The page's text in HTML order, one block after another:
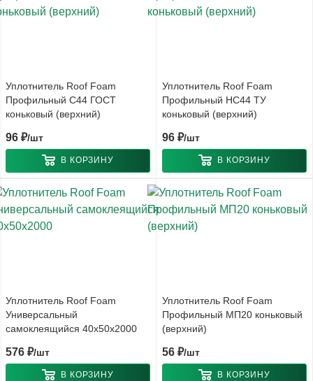
Уплотнитель Roof Foam
Профильный С44 ГОСТ
коньковый (верхний)
96 ₽/шт
В КОРЗИНУ
Уплотнитель Roof Foam
Профильный НС44 ТУ
коньковый (верхний)
96 ₽/шт
В КОРЗИНУ
Уплотнитель Roof Foam
Универсальный
самоклеящийся 40x50x2000
576 ₽/шт
В КОРЗИНУ
Уплотнитель Roof Foam
Профильный МП20 коньковый
(верхний)
56 ₽/шт
В КОРЗИНУ